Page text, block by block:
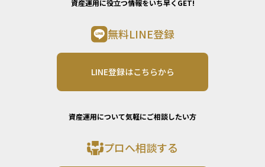
資産運用に役立つ情報をいち早くGET!
無料LINE登録
LINE登録はこちらから
資産運用について気軽にご相談したい方
プロへ相談する